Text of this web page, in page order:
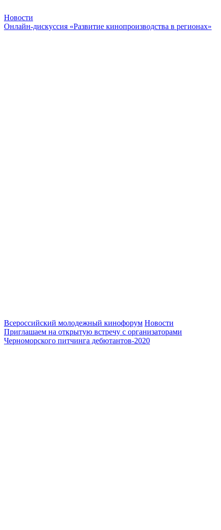
Новости
Онлайн-дискуссия «Развитие кинопроизводства в регионах»
Всероссийский молодежный кинофорум Новости
Приглашаем на открытую встречу с организаторами
Черноморского питчинга дебютантов-2020